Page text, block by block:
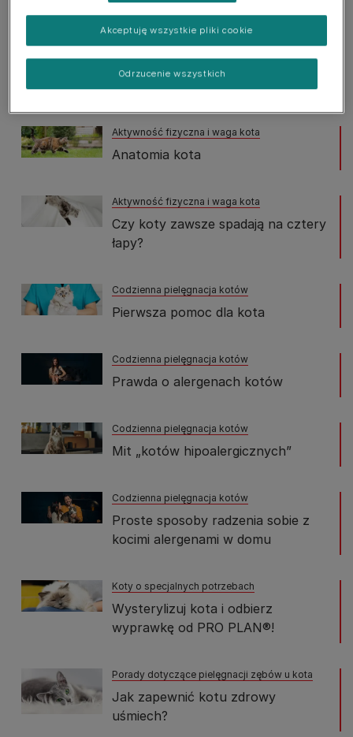
Jak pomóc kotu z zaparciem?
Porady dotyczące pielęgnacji zębów u kota
Jak dbać o zęby kota?
Aktywność fizyczna i waga kota
Anatomia kota
Aktywność fizyczna i waga kota
Czy koty zawsze spadają na cztery
łapy?
Codzienna pielęgnacja kotów
Pierwsza pomoc dla kota
Codzienna pielęgnacja kotów
Prawda o alergenach kotów
Codzienna pielęgnacja kotów
Mit „kotów hipoalergicznych”
Codzienna pielęgnacja kotów
Proste sposoby radzenia sobie z
kocimi alergenami w domu
Koty o specjalnych potrzebach
Wysterylizuj kota i odbierz
wyprawkę od PRO PLAN®!
Porady dotyczące pielęgnacji zębów u kota
Jak zapewnić kotu zdrowy
uśmiech?
Odrzucenie wszystkich
Akceptuję wszystkie pliki cookie